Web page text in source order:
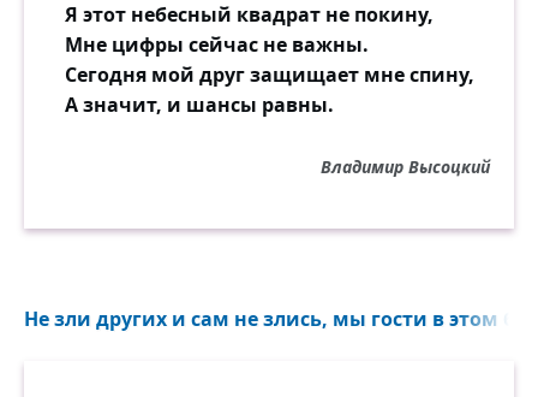
Я этот небесный квадрат не покину,
Мне цифры сейчас не важны.
Сегодня мой друг защищает мне спину,
А значит, и шансы равны.
Владимир Высоцкий
Не зли других и сам не злись, мы гости в этом